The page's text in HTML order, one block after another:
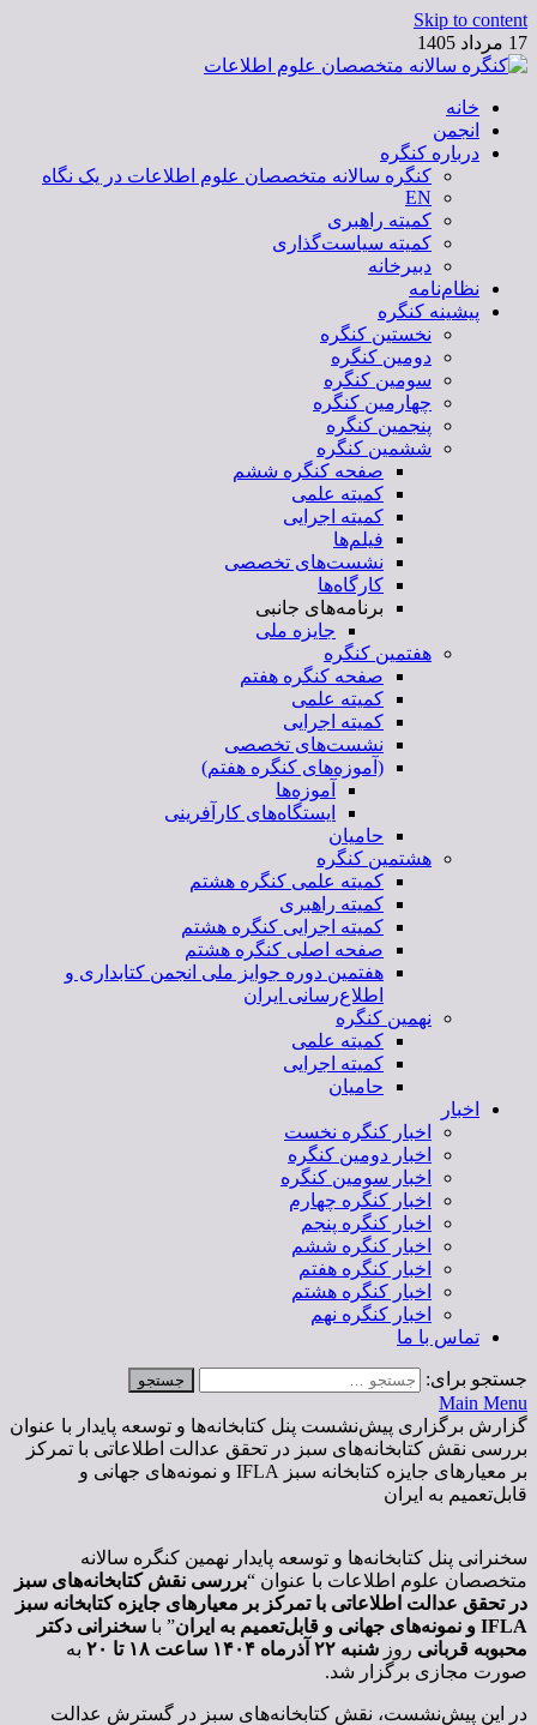
Skip to content
17 مرداد 1405
کنگره سالانه متخصصان علوم اطلاعات
خانه
انجمن
درباره کنگره
کنگره سالانه متخصصان علوم اطلاعات در یک نگاه
EN
کمیته راهبری
کمیته سیاست‌گذاری
دبیرخانه
نظام‌نامه
پیشینه کنگره
نخستین کنگره
دومین کنگره
سومین کنگره
چهارمین کنگره
پنجمین کنگره
ششمین کنگره
صفحه کنگره ششم
کمیته علمی
کمیته اجرایی
فیلم‌ها
نشست‌های تخصصی
کارگاه‌ها
برنامه‌های جانبی
جایزه ملی
هفتمین کنگره
صفحه کنگره هفتم
کمیته علمی
کمیته اجرایی
نشست‌های تخصصی
(آموزه‌های کنگره هفتم)
آموزه‌ها
ایستگاه‌های کارآفرینی
حامیان
هشتمین کنگره
کمیته علمی کنگره هشتم
کمیته راهبری
کمیته اجرایی کنگره هشتم
صفحه اصلی کنگره هشتم
هفتمین دوره جوایز ملی انجمن کتابداری و
اطلاع‌رسانی ایران
نهمین کنگره
کمیته علمی
کمیته اجرایی
حامیان
اخبار
اخبار کنگره نخست
اخبار دومین کنگره
اخبار سومین کنگره
اخبار کنگره چهارم
اخبار کنگره پنجم
اخبار کنگره ششم
اخبار کنگره هفتم
اخبار کنگره هشتم
اخبار کنگره نهم
تماس با ما
جستجو برای:
Main Menu
گزارش برگزاری پیش‌نشست پنل کتابخانه‌ها و توسعه پایدار با عنوان
بررسی نقش کتابخانه‌های سبز در تحقق عدالت اطلاعاتی با تمرکز
بر معیارهای جایزه کتابخانه سبز IFLA و نمونه‌های جهانی و
قابل‌تعمیم به ایران
سخنرانی پنل کتابخانه‌ها و توسعه پایدار نهمین کنگره سالانه
متخصصان علوم اطلاعات با عنوان “بررسی نقش کتابخانه‌های سبز
در تحقق عدالت اطلاعاتی با تمرکز بر معیارهای جایزه کتابخانه سبز
IFLA و نمونه‌های جهانی و قابل‌تعمیم به ایران
” با سخنرانی دکتر
محبوبه قربانی روز شنبه ۲۲ آذرماه ۱۴۰۴ ساعت ۱۸ تا ۲۰
به
صورت مجازی برگزار شد.
در این پیش‌نشست، نقش کتابخانه‌های سبز در گسترش عدالت